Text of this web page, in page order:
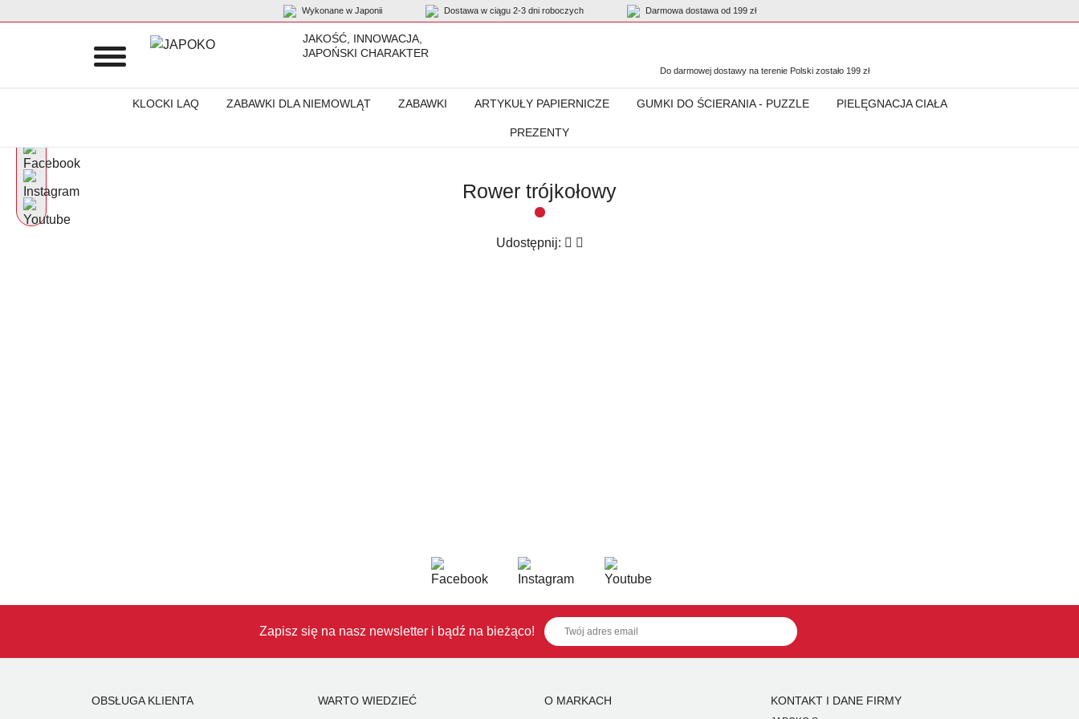
Wykonane w Japonii Dostawa w ciągu 2-3 dni roboczych Darmowa dostawa od 199 zł
JAKOŚĆ, INNOWACJA,
JAPOŃSKI CHARAKTER
Do darmowej dostawy na terenie Polski zostało 199 zł
KLOCKI LAQ ZABAWKI DLA NIEMOWLĄT ZABAWKI ARTYKUŁY PAPIERNICZE GUMKI DO ŚCIERANIA - PUZZLE PIELĘGNACJA CIAŁA
PREZENTY
Rower trójkołowy
Udostępnij:
Zapisz się na nasz newsletter i bądź na bieżąco!
OBSŁUGA KLIENTA WARTO WIEDZIEĆ O MARKACH KONTAKT I DANE FIRMY